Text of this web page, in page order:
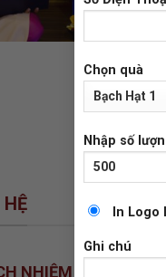
Chọn quà
Nhập số
In Logo
Ghi chú
NHIỆM HỮU HẠN